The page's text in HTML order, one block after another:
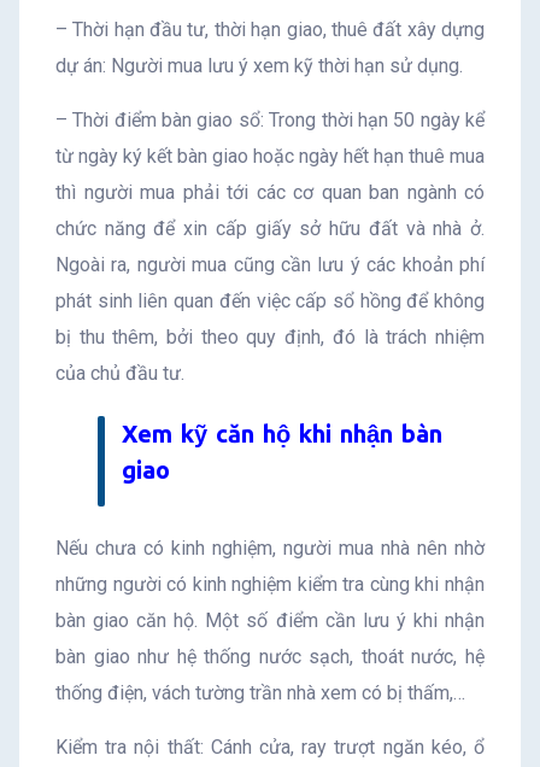
– Thời hạn đầu tư, thời hạn giao, thuê đất xây dựng
dự án: Người mua lưu ý xem kỹ thời hạn sử dụng.
– Thời điểm bàn giao sổ: Trong thời hạn 50 ngày kể
từ ngày ký kết bàn giao hoặc ngày hết hạn thuê mua
thì người mua phải tới các cơ quan ban ngành có
chức năng để xin cấp giấy sở hữu đất và nhà ở.
Ngoài ra, người mua cũng cần lưu ý các khoản phí
phát sinh liên quan đến việc cấp sổ hồng để không
bị thu thêm, bởi theo quy định, đó là trách nhiệm
của chủ đầu tư.
Xem kỹ căn hộ khi nhận bàn
giao
Nếu chưa có kinh nghiệm, người mua nhà nên nhờ
những người có kinh nghiệm kiểm tra cùng khi nhận
bàn giao căn hộ. Một số điểm cần lưu ý khi nhận
bàn giao như hệ thống nước sạch, thoát nước, hệ
thống điện, vách tường trần nhà xem có bị thấm,…
Kiểm tra nội thất: Cánh cửa, ray trượt ngăn kéo, ổ